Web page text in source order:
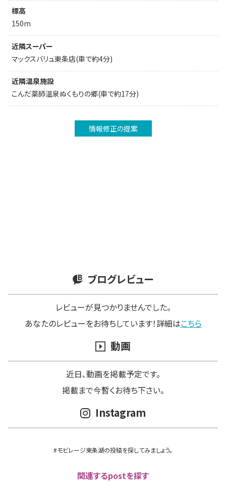
標高
150m
近隣スーパー
マックスバリュ東条店(車で約4分)
近隣温泉施設
こんだ薬師温泉ぬくもりの郷(車で約17分)
情報修正の提案
ブログレビュー
レビューが見つかりませんでした。
あなたのレビューをお待ちしています！詳細はこちら
動画
近日､動画を掲載予定です。
掲載まで今暫くお待ち下さい。
Instagram
#モビレージ東条湖の投稿を探してみましょう。
関連するpostを探す